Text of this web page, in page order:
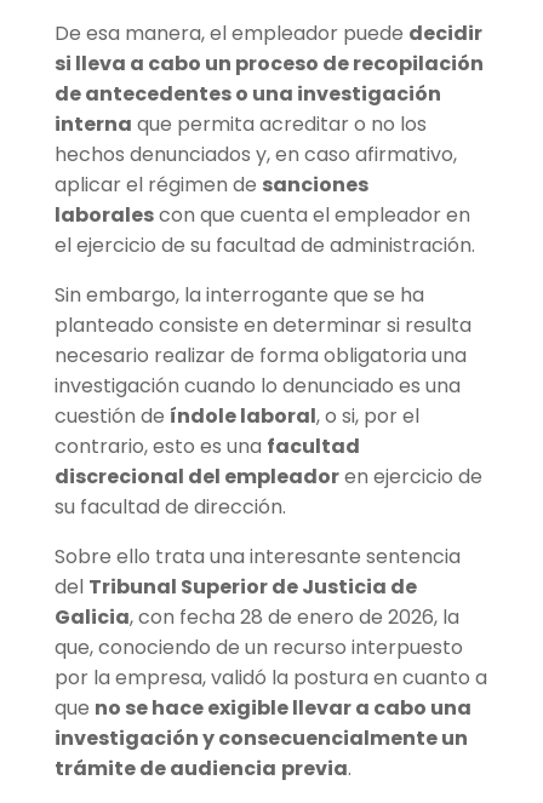
De esa manera, el empleador puede decidir
si lleva a cabo un proceso de recopilación
de antecedentes o una investigación
interna que permita acreditar o no los
hechos denunciados y, en caso afirmativo,
aplicar el régimen de sanciones
laboralescon que cuenta el empleador en
el ejercicio de su facultad de administración.
Sin embargo, la interrogante que se ha
planteado consiste en determinar si resulta
necesario realizar de forma obligatoria una
investigación cuando lo denunciado es una
cuestión de índole laboral, o si, por el
contrario, esto es una facultad
discrecional del empleadoren ejercicio de
su facultad de dirección.
Sobre ello trata una interesante sentencia
del Tribunal Superior de Justicia de
Galicia, con fecha 28 de enero de 2026, la
que, conociendo de un recurso interpuesto
por la empresa, validó la postura en cuanto a
que no se hace exigible llevar a cabo una
investigación y consecuencialmente un
trámite de audiencia previa.